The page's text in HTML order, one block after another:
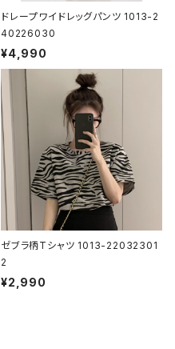
ドレープワイドレッグパンツ 1013-2
40226030
¥4,990
ゼブラ柄Tシャツ 1013-22032301
2
¥2,990